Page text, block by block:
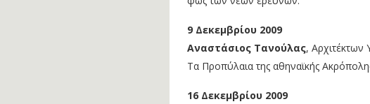
9 Δεκεμβρίου 2009
Αναστάσιος Τανούλας,
Τα Προπύλαια της αθηναϊκής
16 Δεκεμβρίου 2009